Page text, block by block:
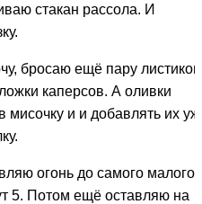
стакан рассола. И
бросаю ещё пару листиков
каперсов. А оливки
мисочку и и добавлять их
огонь до самого малого.
5. Потом ещё оставляю на